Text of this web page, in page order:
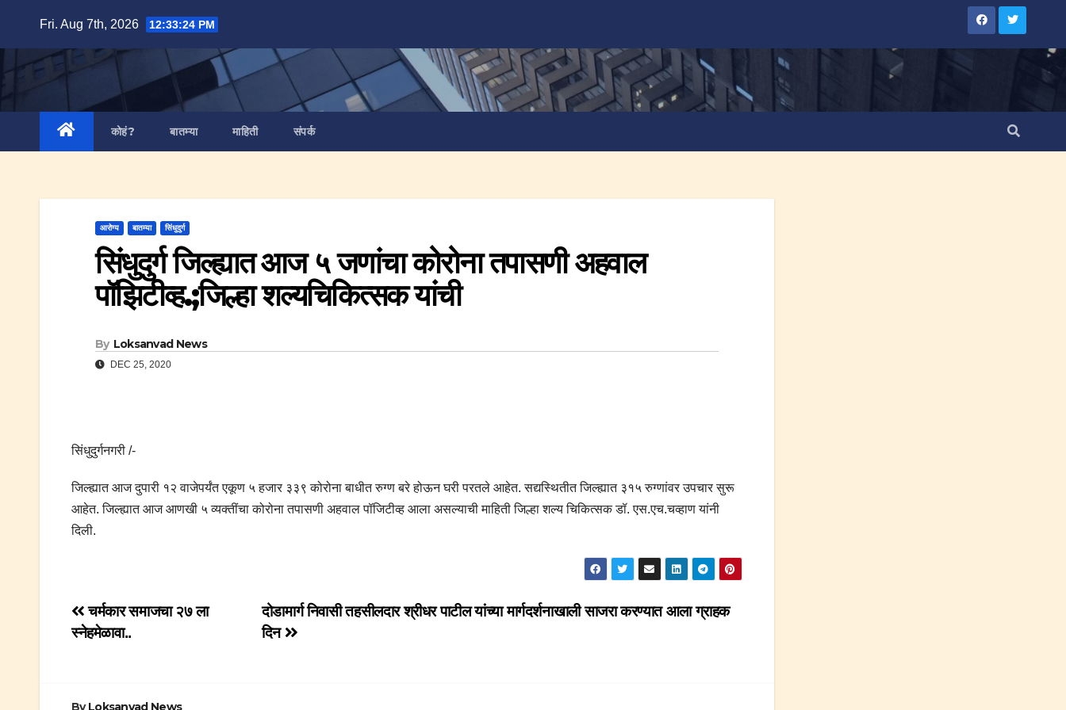
content
Fri. Aug 7th, 2026 12:33:25 PM
कोहं? बातम्या माहिती संपर्क
आरोग्य बातम्या सिंधुदुर्ग
सिंधुदुर्ग जिल्ह्यात आज ५ जणांचा कोरोना तपासणी अहवाल
पॉझिटीव्ह.;जिल्हा शल्यचिकित्सक यांची
By Loksanvad News
DEC 25, 2020
सिंधुदुर्गनगरी /-
जिल्ह्यात आज दुपारी १२ वाजेपर्यंत एकूण ५ हजार ३३९ कोरोना बाधीत रुग्ण बरे होऊन घरी परतले आहेत. सद्यस्थितीत जिल्ह्यात ३१५ रुग्णांवर उपचार सुरू
आहेत. जिल्ह्यात आज आणखी ५ व्यक्तींचा कोरोना तपासणी अहवाल पॉजिटीव्ह आला असल्याची माहिती जिल्हा शल्य चिकित्सक डॉ. एस.एच.चव्हाण यांनी
दिली.
Post
navigation
दोडामार्ग निवासी तहसीलदार श्रीधर पाटील यांच्या मार्गदर्शनाखाली साजरा करण्यात आला ग्राहक
दिन
चर्मकार समाजचा २७ ला
स्नेहमेळावा..
ByLoksanvad News